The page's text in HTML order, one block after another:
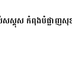
គុស កំពុងបំផ្លាញសុខភ